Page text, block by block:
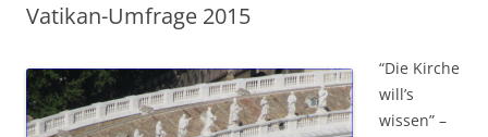
Vatikan-Umfrage 2015
“Die Kirche
will’s
wissen” –